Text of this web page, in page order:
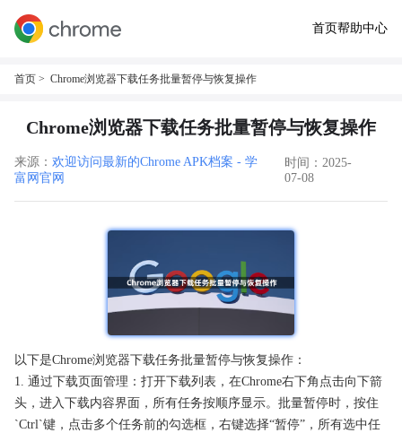
首页帮助中心
首页 > Chrome浏览器下载任务批量暂停与恢复操作
Chrome浏览器下载任务批量暂停与恢复操作
来源： 欢迎访问最新的Chrome APK档案 - 学
富网官网
时间：2025-
07-08
以下是Chrome浏览器下载任务批量暂停与恢复操作：
1. 通过下载页面管理：打开下载列表，在Chrome右下角点击向下箭
头，进入下载内容界面，所有任务按顺序显示。批量暂停时，按住
`Ctrl`键，点击多个任务前的勾选框，右键选择“暂停”，所有选中任